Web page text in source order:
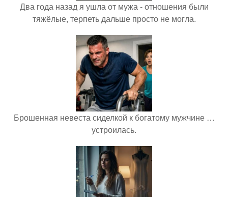
Два года назад я ушла от мужа - отношения были
тяжёлые, терпеть дальше просто не могла.
Брошенная невеста сиделкой к богатому мужчине …
устроилась.